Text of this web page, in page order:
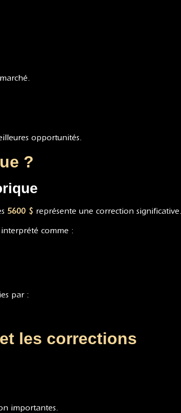
opportunités.
?
5600 $ représente une correction
comme :
par :
les corrections
importantes.